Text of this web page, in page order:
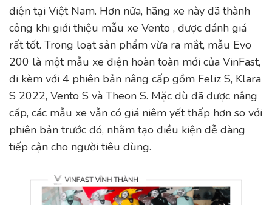
điện tại Việt Nam. Hơn nữa, hãng xe này đã thành
công khi giới thiệu mẫu xe Vento , được đánh giá
rất tốt. Trong loạt sản phẩm vừa ra mắt, mẫu Evo
200 là một mẫu xe điện hoàn toàn mới của VinFast,
đi kèm với 4 phiên bản nâng cấp gồm Feliz S, Klara
S 2022, Vento S và Theon S. Mặc dù đã được nâng
cấp, các mẫu xe vẫn có giá niêm yết thấp hơn so với
phiên bản trước đó, nhằm tạo điều kiện dễ dàng
tiếp cận cho người tiêu dùng.